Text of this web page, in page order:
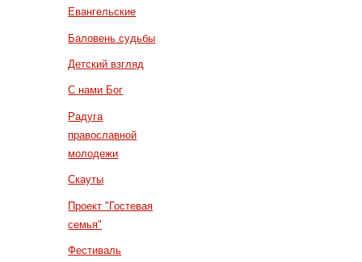
Евангельские
Баловень судьбы
Детский взгляд
С нами Бог
Радуга
православной
молодежи
Скауты
Проект "Гостевая
семья"
Фестиваль